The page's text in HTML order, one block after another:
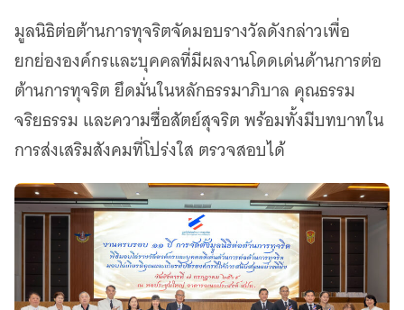
มูลนิธิต่อต้านการทุจริตจัดมอบรางวัลดังกล่าวเพื่อ
ยกย่ององค์กรและบุคคลที่มีผลงานโดดเด่นด้านการต่อ
ต้านการทุจริต ยึดมั่นในหลักธรรมาภิบาล คุณธรรม
จริยธรรม และความซื่อสัตย์สุจริต พร้อมทั้งมีบทบาทใน
การส่งเสริมสังคมที่โปร่งใส ตรวจสอบได้